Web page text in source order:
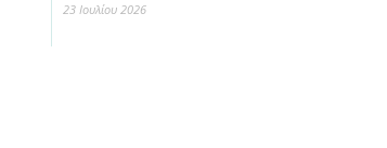
23 Ιουλίου 2026